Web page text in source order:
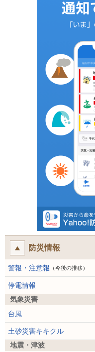
防災情報
警報・注意報 （今後の推移）
停電情報
気象災害
台風
土砂災害キキクル
地震・津波